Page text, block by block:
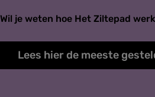
Wil je weten hoe Het Ziltepad
Lees hier de meeste